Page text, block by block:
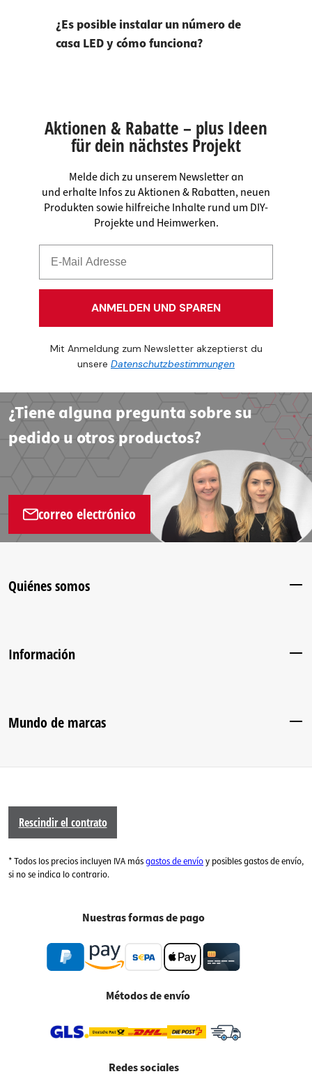
¿Es posible instalar un número de
casa LED y cómo funciona?
Aktionen & Rabatte – plus Ideen
für dein nächstes Projekt
Melde dich zu unserem Newsletter an
und erhalte Infos zu Aktionen & Rabatten, neuen
Produkten sowie hilfreiche Inhalte rund um DIY-
Projekte und Heimwerken.
ANMELDEN UND SPAREN
Mit Anmeldung zum Newsletter akzeptierst du
unsere Datenschutzbestimmungen
¿Tiene alguna pregunta sobre su
pedido u otros productos?
correo electrónico
Quiénes somos
Información
Mundo de marcas
Rescindir el contrato
* Todos los precios incluyen IVA másgastos de envíoy posibles gastos de envío,
si no se indica lo contrario.
Nuestras formas de pago
Métodos de envío
Redes sociales